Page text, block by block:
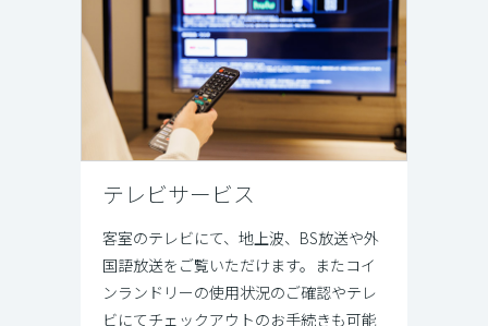
テレビサービス
客室のテレビにて、地上波、BS放送や外
国語放送をご覧いただけます。またコイ
ンランドリーの使用状況のご確認やテレ
ビにてチェックアウトのお手続きも可能